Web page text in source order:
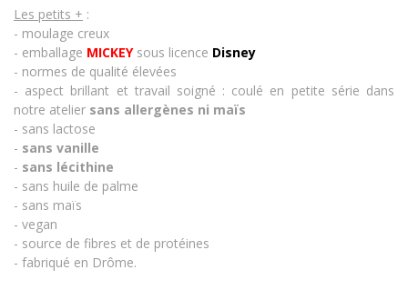
Les petits + :
- moulage creux
- emballage MICKEY sous licence Disney
- normes de qualité élevées
- aspect brillant et travail soigné : coulé en petite série dans
notre atelier sans allergènes ni maïs
- sans lactose
- sans vanille
- sans lécithine
- sans huile de palme
- sans maïs
- vegan
- source de fibres et de protéines
- fabriqué en Drôme.